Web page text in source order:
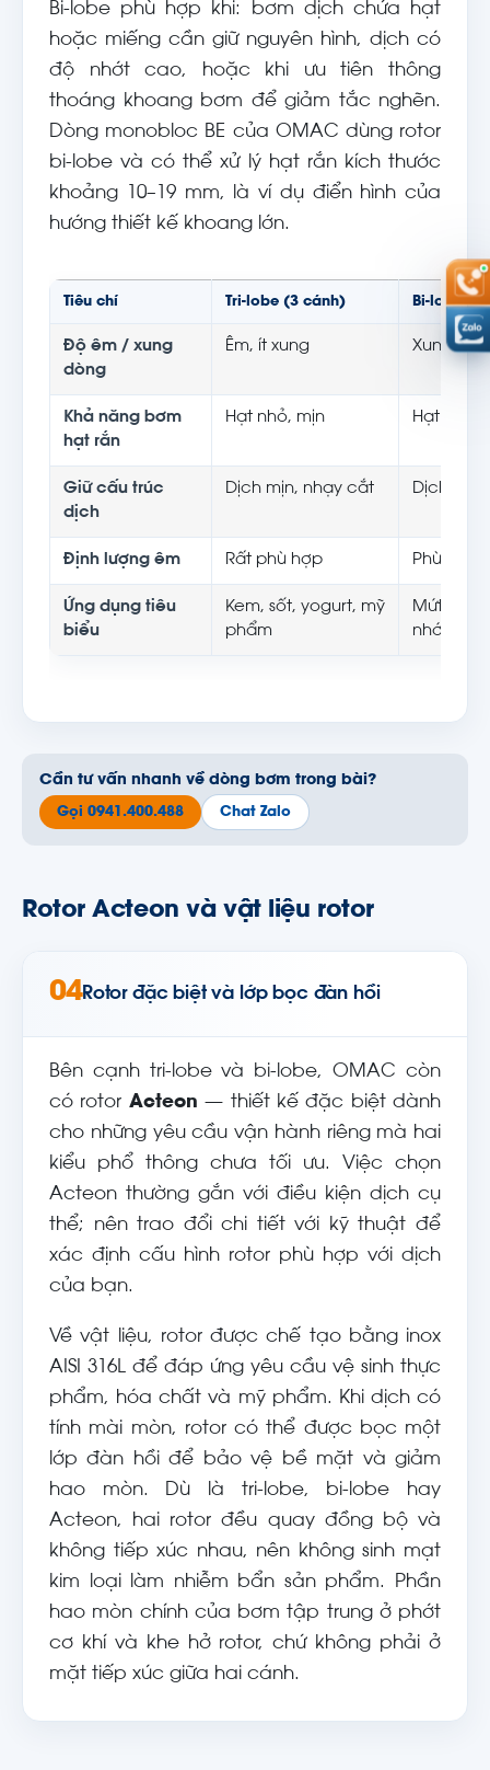
Bi-lobe phù hợp khi: bơm dịch chứa hạt
hoặc miếng cần giữ nguyên hình, dịch có
độ nhớt cao, hoặc khi ưu tiên thông
thoáng khoang bơm để giảm tắc nghẽn.
Dòng monobloc BE của OMAC dùng rotor
bi-lobe và có thể xử lý hạt rắn kích thước
khoảng 10–19 mm, là ví dụ điển hình của
hướng thiết kế khoang lớn.
Tiêu chí Tri-lobe (3 cánh) Bi-lobe (2
Độ êm / xung
dòng
Êm, ít xung Xung
Khả năng bơm
hạt rắn
Hạt nhỏ, mịn Hạt to,
Giữ cấu trúc
dịch
Dịch mịn, nhạy cắt Dịch
Định lượng êm Rất phù hợp Phù hợp
Ứng dụng tiêu
biểu
Kem, sốt, yogurt, mỹ
phẩm
Mứt có
nhớt cao
Cần tư vấn nhanh về dòng bơm trong bài?
Gọi 0941.400.488 Chat Zalo
Rotor Acteon và vật liệu rotor
04Rotor đặc biệt và lớp bọc đàn hồi
Bên cạnh tri-lobe và bi-lobe, OMAC còn
có rotor Acteon — thiết kế đặc biệt dành
cho những yêu cầu vận hành riêng mà hai
kiểu phổ thông chưa tối ưu. Việc chọn
Acteon thường gắn với điều kiện dịch cụ
thể; nên trao đổi chi tiết với kỹ thuật để
xác định cấu hình rotor phù hợp với dịch
của bạn.
Về vật liệu, rotor được chế tạo bằng inox
AISI 316L để đáp ứng yêu cầu vệ sinh thực
phẩm, hóa chất và mỹ phẩm. Khi dịch có
tính mài mòn, rotor có thể được bọc một
lớp đàn hồi để bảo vệ bề mặt và giảm
hao mòn. Dù là tri-lobe, bi-lobe hay
Acteon, hai rotor đều quay đồng bộ và
không tiếp xúc nhau, nên không sinh mạt
kim loại làm nhiễm bẩn sản phẩm. Phần
hao mòn chính của bơm tập trung ở phớt
cơ khí và khe hở rotor, chứ không phải ở
mặt tiếp xúc giữa hai cánh.